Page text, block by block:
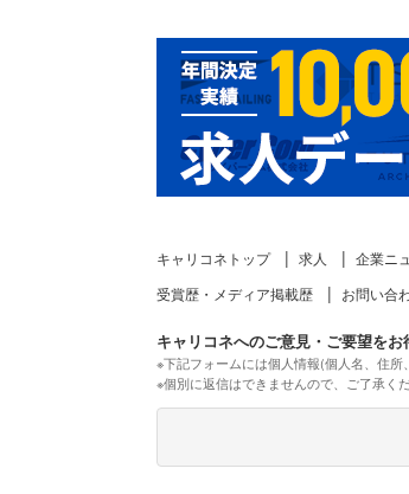
キャリコネトップ 求人 企業ニ
受賞歴・メディア掲載歴
お問い合
キャリコネへのご意見・ご要望をお
※下記フォームには個人情報(個人名、住所
※個別に返信はできませんので、ご了承くだ